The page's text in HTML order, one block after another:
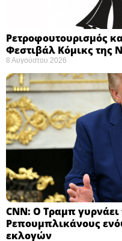
Ρετροφουτουρισμός
Φεστιβάλ Κόμικς της
8 Αυγούστου 2026
CNN: Ο Τραμπ γυρνάει
Ρεπουμπλικάνους
εκλογών ​